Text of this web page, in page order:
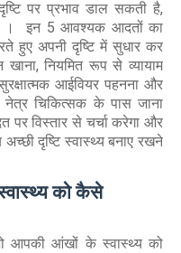
पर प्रभाव डाल सकती है,
। इन 5 आवश्यक आदतों का
हुए अपनी दृष्टि में सुधार कर
नियमित रूप से व्यायाम
आईवियर पहनना और
चिकित्सक के पास जाना
पर विस्तार से चर्चा करेगा और
दृष्टि स्वास्थ्य बनाए रखने
को कैसे
आपकी आंखों के स्वास्थ्य को